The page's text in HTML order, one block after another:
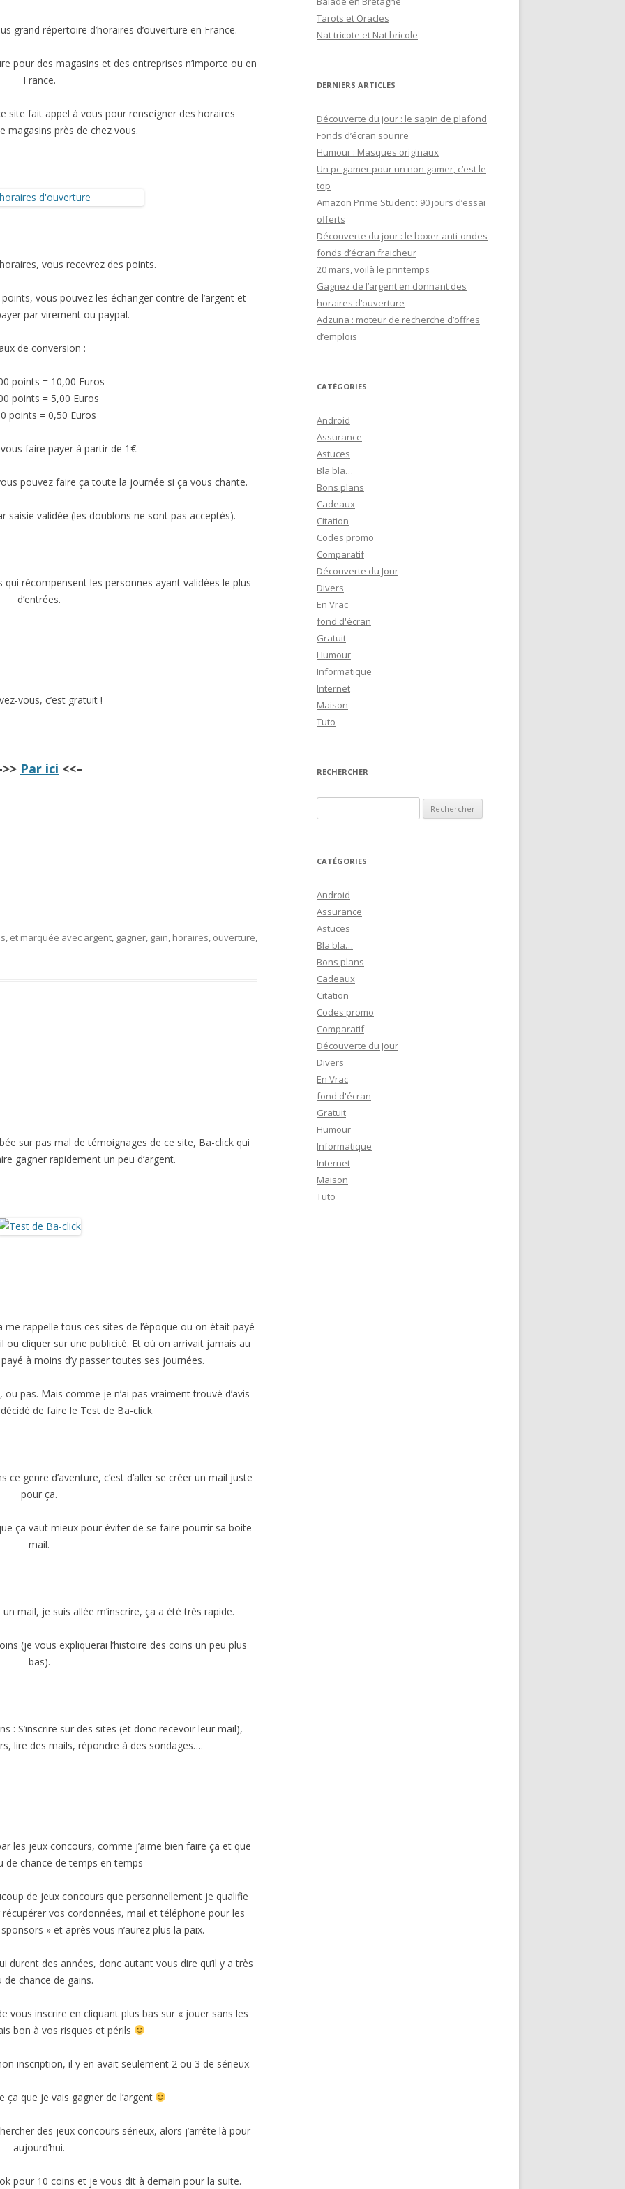
LE MAQUILLAGE
LES BIJOUX
LES JEAN’S
LES SITES DE VÊTEMENTS
ELECTRO-MÉNAGER
BAZAR
LINGE DE MAISON
VIDAXL
ACHETER DES PNEUS EN LIGNE
IDGARAGES
LOISIRS CRÉATIFS
JEUX VIDÉO
ABONNEMENTS DE MAGAZINES
VÊTEMENTS
D’OUVERTURE
grand répertoire d’horaires d’ouverture en France.
pour des magasins et des entreprises n’importe ou en
France.
site fait appel à vous pour renseigner des horaires
magasins près de chez vous.
vous recevrez des points.
vous pouvez les échanger contre de l’argent et
par virement ou paypal.
de conversion :
points = 10,00 Euros
points = 5,00 Euros
points = 0,50 Euros
faire payer à partir de 1€.
pouvez faire ça toute la journée si ça vous chante.
saisie validée (les doublons ne sont pas acceptés).
récompensent les personnes ayant validées le plus
d’entrées.
vous, c’est gratuit !
Par ici <<–
, et marquée avec argent, gagner, gain, horaires, ouverture,
sur pas mal de témoignages de ce site, Ba-click qui
gagner rapidement un peu d’argent.
me rappelle tous ces sites de l’époque ou on était payé
cliquer sur une publicité. Et où on arrivait jamais au
à moins d’y passer toutes ses journées.
pas. Mais comme je n’ai pas vraiment trouvé d’avis
de faire le Test de Ba-click.
genre d’aventure, c’est d’aller se créer un mail juste
pour ça.
ça vaut mieux pour éviter de se faire pourrir sa boite
mail.
mail, je suis allée m’inscrire, ça a été très rapide.
(je vous expliquerai l’histoire des coins un peu plus
bas).
: S’inscrire sur des sites (et donc recevoir leur mail),
lire des mails, répondre à des sondages….
les jeux concours, comme j’aime bien faire ça et que
de chance de temps en temps
de jeux concours que personnellement je qualifie
récupérer vos cordonnées, mail et téléphone pour les
» et après vous n’aurez plus la paix.
durent des années, donc autant vous dire qu’il y a très
de chance de gains.
vous inscrire en cliquant plus bas sur « jouer sans les
bon à vos risques et périls
inscription, il y en avait seulement 2 ou 3 de sérieux.
ça que je vais gagner de l’argent
des jeux concours sérieux, alors j’arrête là pour
aujourd’hui.
pour 10 coins et je vous dit à demain pour la suite.
h
e
:
Tarots et Oracles
Nat tricote et Nat bricole
DERNIERS ARTICLES
Découverte du jour : le sapin de plafond
Fonds d’écran sourire
Humour : Masques originaux
Un pc gamer pour un non gamer, c’est le
top
Amazon Prime Student : 90 jours d’essai
offerts
Découverte du jour : le boxer anti-ondes
fonds d’écran fraicheur
20 mars, voilà le printemps
Gagnez de l’argent en donnant des
horaires d’ouverture
Adzuna : moteur de recherche d’offres
d’emplois
CATÉGORIES
Android
Assurance
Astuces
Bla bla…
Bons plans
Cadeaux
Citation
Codes promo
Comparatif
Découverte du Jour
Divers
En Vrac
fond d'écran
Gratuit
Humour
Informatique
Internet
Maison
Tuto
RECHERCHER
e
h
r
c
h
e
r
:
CATÉGORIES
Android
Assurance
Astuces
Bla bla…
Bons plans
Cadeaux
Citation
Codes promo
Comparatif
Découverte du Jour
Divers
En Vrac
fond d'écran
Gratuit
Humour
Informatique
Internet
Maison
Tuto